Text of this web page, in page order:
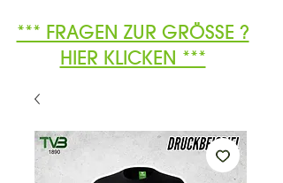
*** FRAGEN ZUR GRÖSSE ?
HIER KLICKEN ***